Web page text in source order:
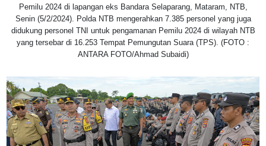
Pemilu 2024 di lapangan eks Bandara Selaparang, Mataram, NTB,
Senin (5/2/2024). Polda NTB mengerahkan 7.385 personel yang juga
didukung personel TNI untuk pengamanan Pemilu 2024 di wilayah NTB
yang tersebar di 16.253 Tempat Pemungutan Suara (TPS). (FOTO :
ANTARA FOTO/Ahmad Subaidi)